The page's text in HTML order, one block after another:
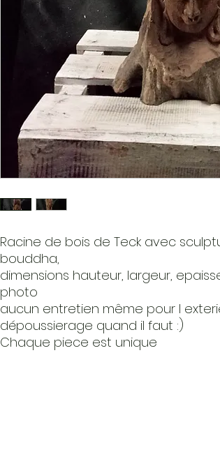
Racine de bois de Teck avec
bouddha,
dimensions hauteur, largeur,
photo
aucun entretien même pour l
dépoussierage quand il faut :)
Chaque piece est unique